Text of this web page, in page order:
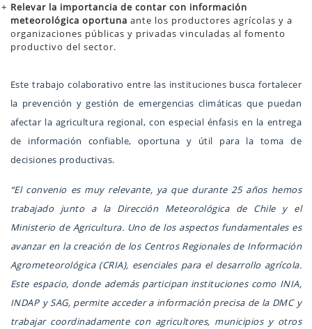
Relevar la importancia de contar con información
meteorológica oportuna ante los productores agrícolas y a
organizaciones públicas y privadas vinculadas al fomento
productivo del sector.
Este trabajo colaborativo entre las instituciones busca fortalecer
la prevención y gestión de emergencias climáticas que puedan
afectar la agricultura regional, con especial énfasis en la entrega
de información confiable, oportuna y útil para la toma de
decisiones productivas.
“El convenio es muy relevante, ya que durante 25 años hemos
trabajado junto a la Dirección Meteorológica de Chile y el
Ministerio de Agricultura. Uno de los aspectos fundamentales es
avanzar en la creación de los Centros Regionales de Información
Agrometeorológica (CRIA), esenciales para el desarrollo agrícola.
Este espacio, donde además participan instituciones como INIA,
INDAP y SAG, permite acceder a información precisa de la DMC y
trabajar coordinadamente con agricultores, municipios y otros